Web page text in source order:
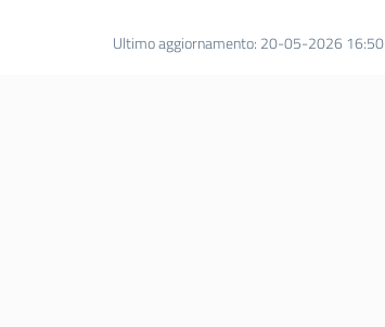
Ultimo aggiornamento: 20-05-2026 16:50